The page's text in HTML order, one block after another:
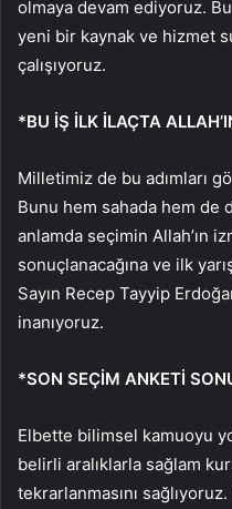
olmaya devam ediyoruz.
yeni bir kaynak ve hizmet
çalışıyoruz.
*BU İŞ İLK İLAÇTA
Milletimiz de bu adımları
Bunu hem sahada hem de
anlamda seçimin Allah’ın
sonuçlanacağına ve ilk
Sayın Recep Tayyip
inanıyoruz.
*SON SEÇİM ANKETİ
Elbette bilimsel kamuoyu
belirli aralıklarla sağlam
tekrarlanmasını